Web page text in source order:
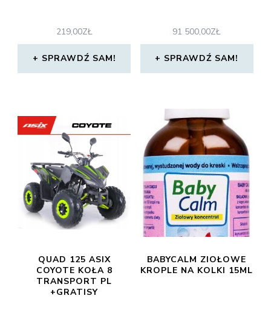
219,00ZŁ
SPRAWDŹ SAM!
91 500,00ZŁ
SPRAWDŹ SAM!
QUAD 125 ASIX
COYOTE KOŁA 8
TRANSPORT PL
+GRATISY
BABYCALM ZIOŁOWE
KROPLE NA KOLKI 15ML